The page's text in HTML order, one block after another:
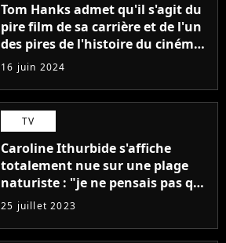
Tom Hanks admet qu'il s'agit du
pire film de sa carrière et de l'un
des pires de l'histoire du cinéma :
"L'un des films les plus
médiocres jamais réalisés"
16 juin 2024
TV
Caroline Ithurbide s'affiche
totalement nue sur une plage
naturiste : "je ne pensais pas que
j'arriverais à le faire..."
25 juillet 2023